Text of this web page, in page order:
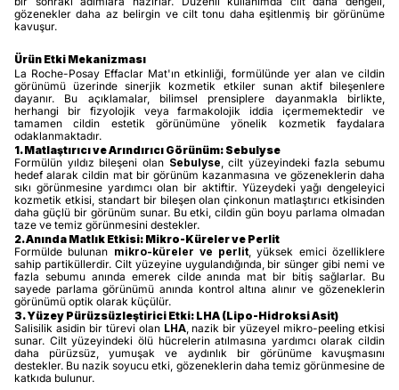
gözenekler daha az belirgin ve cilt tonu daha eşitlenmiş bir görünüme
kavuşur.
Ürün Etki Mekanizması
La Roche-Posay Effaclar Mat'ın etkinliği, formülünde yer alan ve cildin
görünümü üzerinde sinerjik kozmetik etkiler sunan aktif bileşenlere
dayanır. Bu açıklamalar, bilimsel prensiplere dayanmakla birlikte,
herhangi bir fizyolojik veya farmakolojik iddia içermemektedir ve
tamamen cildin estetik görünümüne yönelik kozmetik faydalara
odaklanmaktadır.
1. Matlaştırıcı ve Arındırıcı Görünüm: Sebulyse
Formülün yıldız bileşeni olan Sebulyse , cilt yüzeyindeki fazla sebumu
hedef alarak cildin mat bir görünüm kazanmasına ve gözeneklerin daha
sıkı görünmesine yardımcı olan bir aktiftir. Yüzeydeki yağı dengeleyici
kozmetik etkisi, standart bir bileşen olan çinkonun matlaştırıcı etkisinden
daha güçlü bir görünüm sunar. Bu etki, cildin gün boyu parlama olmadan
taze ve temiz görünmesini destekler.
2. Anında Matlık Etkisi: Mikro-Küreler ve Perlit
Formülde bulunan mikro-küreler ve perlit , yüksek emici özelliklere
sahip partiküllerdir. Cilt yüzeyine uygulandığında, bir sünger gibi nemi ve
fazla sebumu anında emerek cilde anında mat bir bitiş sağlarlar. Bu
sayede parlama görünümü anında kontrol altına alınır ve gözeneklerin
görünümü optik olarak küçülür.
3. Yüzey Pürüzsüzleştirici Etki: LHA (Lipo-Hidroksi Asit)
Salisilik asidin bir türevi olan LHA, nazik bir yüzeyel mikro-peeling etkisi
sunar. Cilt yüzeyindeki ölü hücrelerin atılmasına yardımcı olarak cildin
daha pürüzsüz, yumuşak ve aydınlık bir görünüme kavuşmasını
destekler. Bu nazik soyucu etki, gözeneklerin daha temiz görünmesine de
katkıda bulunur.